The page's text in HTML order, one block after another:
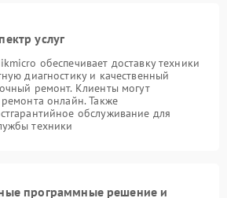
услуг
обеспечивает доставку техники
диагностику и качественный
ремонт. Клиенты могут
ремонта онлайн. Также
обслуживание для
техники
программные решение и